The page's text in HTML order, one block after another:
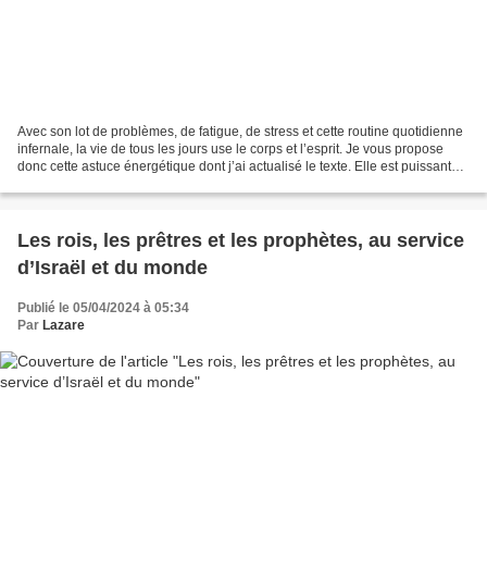
Avec son lot de problèmes, de fatigue, de stress et cette routine quotidienne
infernale, la vie de tous les jours use le corps et l’esprit. Je vous propose
donc cette astuce énergétique dont j’ai actualisé le texte. Elle est puissante,
Les rois, les prêtres et les prophètes, au service
d’Israël et du monde
Publié le 05/04/2024 à 05:34
Par Lazare